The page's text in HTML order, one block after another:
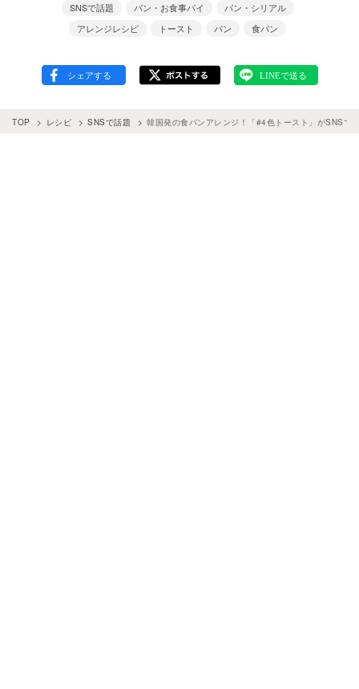
SNSで話題 パン・お食事パイ
パン・シリアル
アレンジレシピ
トースト パン 食パン
TOP レシピ SNSで話題 韓国発の食パンアレンジ！「#4色トースト」がSNSで